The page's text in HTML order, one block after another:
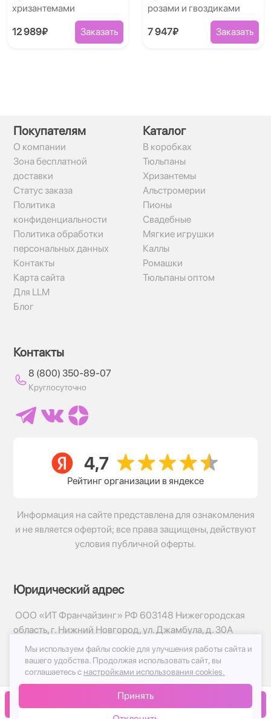
В корзину
хризантемами
12 989₽ Заказать
розами и гвоздиками
7 947₽ Заказать
Покупателям
О компании
Зона бесплатной
доставки
Статус заказа
Политика
конфиденциальности
Политика обработки
персональных данных
Контакты
Карта сайта
Для LLM
Блог
Каталог
В коробках
Тюльпаны
Хризантемы
Альстромерии
Пионы
Свадебные
Мягкие игрушки
Каллы
Ромашки
Тюльпаны оптом
Контакты
8 (800) 350-89-07
Круглосуточно
Рейтинг организации в яндексе
Информация на сайте представлена для ознакомления
и не является офертой; все права защищены, действуют
условия публичной оферты.
Юридический адрес
ООО «ИТ Франчайзинг» РФ 603148 Нижегородская
область, г. Нижний Новгород, ул. Джамбула, д. 30А
© 2017-2026г, База Цветов 24.ру
Политика конфиденциальности
Публичная оферта
Мы используем файлы cookie для улучшения работы сайта и
вашего удобства. Продолжая использовать сайт, вы
соглашаетесь с настройками использования cookies.
Принять